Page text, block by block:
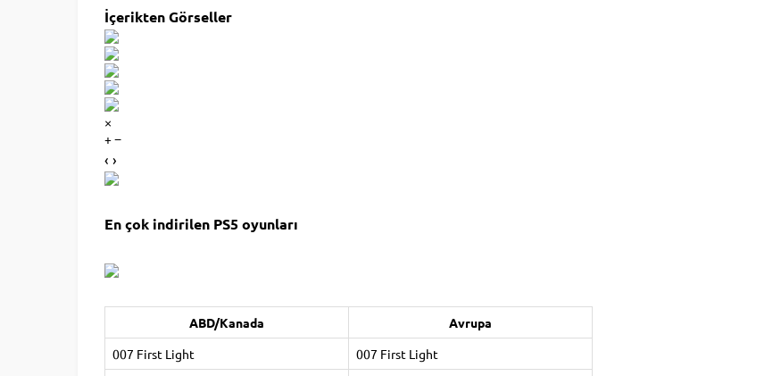
İçerikten Görseller
×
+ −
‹ ›
En çok indirilen PS5 oyunları
ABD/Kanada
Avrupa
007 First Light
007 First Light